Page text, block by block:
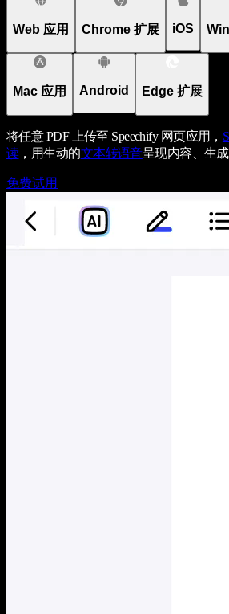
Web 应用 Chrome 扩展 iOS
Mac 应用 Android Edge 扩展
将任意 PDF 上传至 Speechify 网页应用，
读，用生动的文本转语音呈现内容、生
免费试用